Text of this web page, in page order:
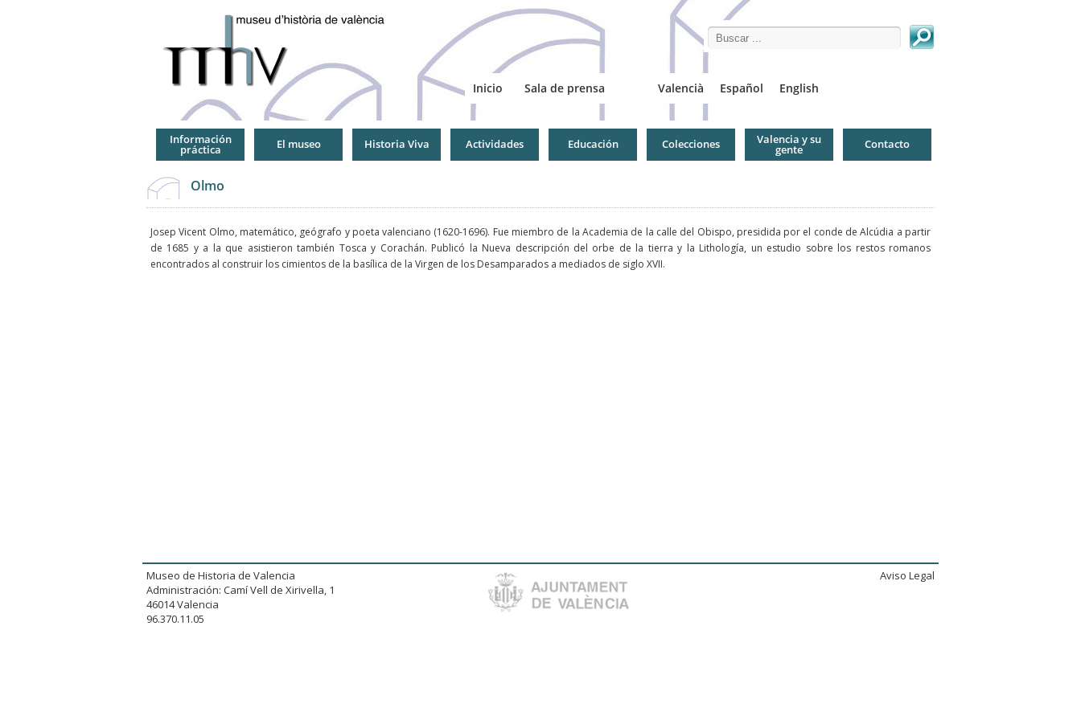
Search this site
Valencià Español English
Inicio Sala de prensa
Información
práctica El museo Historia Viva Actividades Educación Colecciones Valencia y su
gente Contacto
Olmo
Josep Vicent Olmo, matemático, geógrafo y poeta valenciano (1620-1696). Fue miembro de la Academia de la calle del Obispo, presidida por el conde de Alcúdia a partir
de 1685 y a la que asistieron también Tosca y Corachán. Publicó la Nueva descripción del orbe de la tierra y la Lithología, un estudio sobre los restos romanos
encontrados al construir los cimientos de la basílica de la Virgen de los Desamparados a mediados de siglo XVII.
Museo de Historia de Valencia
Administración: Camí Vell de Xirivella, 1
46014 Valencia
96.370.11.05
Aviso Legal